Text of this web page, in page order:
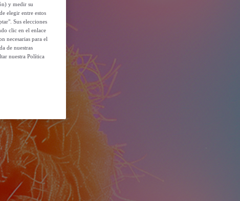
y medir su
elegir entre estos
Sus elecciones
clic en el enlace
necesarias para el
de nuestras
nuestra Política